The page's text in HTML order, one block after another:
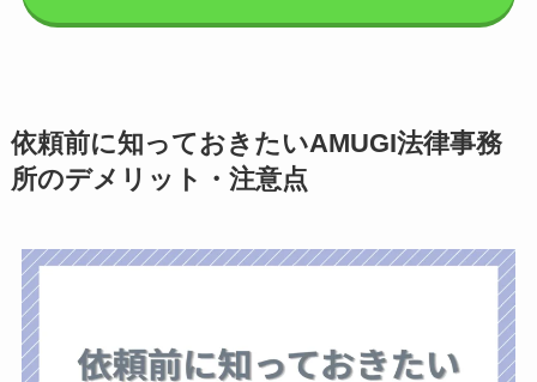
依頼前に知っておきたいAMUGI法律事務
所のデメリット・注意点